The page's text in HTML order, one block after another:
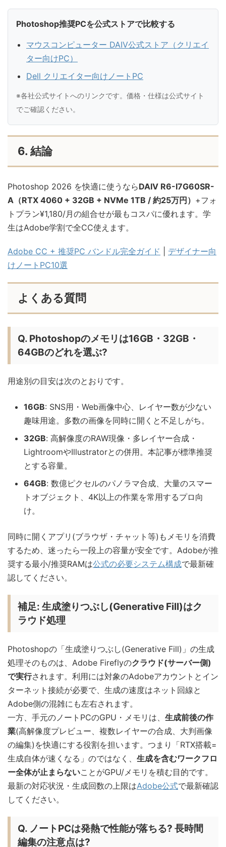
Photoshop推奨PCを公式ストアで比較する
マウスコンピューター DAIV公式ストア（クリエイ
ター向けPC）
Dell クリエイター向けノートPC
※各社公式サイトへのリンクです。価格・仕様は公式サイト
でご確認ください。
6. 結論
Photoshop 2026 を快適に使うならDAIV R6-I7G60SR-
A（RTX 4060 + 32GB + NVMe 1TB / 約25万円） +フォ
トプラン¥1,180/月の組合せが最もコスパに優れます。学
生はAdobe学割で全CC使えます。
Adobe CC + 推奨PC バンドル完全ガイド
デザイナー向
けノートPC10選
よくある質問
Q. Photoshopのメモリは16GB・32GB・
64GBのどれを選ぶ?
用途別の目安は次のとおりです。
16GB: SNS用・Web画像中心、レイヤー数が少ない
趣味用途。多数の画像を同時に開くと不足しがち。
32GB: 高解像度のRAW現像・多レイヤー合成・
LightroomやIllustratorとの併用。本記事が標準推奨
とする容量。
64GB: 数億ピクセルのパノラマ合成、大量のスマー
トオブジェクト、4K以上の作業を常用するプロ向
け。
同時に開くアプリ(ブラウザ・チャット等)もメモリを消費
するため、迷ったら一段上の容量が安全です。Adobeが推
奨する最小/推奨RAMは公式の必要システム構成で最新確
認してください。
補足: 生成塗りつぶし(Generative Fill)はク
ラウド処理
Photoshopの「生成塗りつぶし(Generative Fill)」の生成
処理そのものは、Adobe Fireflyのクラウド(サーバー側)
で実行されます。利用には対象のAdobeアカウントとイン
ターネット接続が必要で、生成の速度はネット回線と
Adobe側の混雑にも左右されます。
一方、手元のノートPCのGPU・メモリは、 生成前後の作
業(高解像度プレビュー、複数レイヤーの合成、大判画像
の編集)を快適にする役割を担います。つまり「RTX搭載=
生成自体が速くなる」のではなく、 生成を含むワークフロ
ー全体が止まらないことがGPU/メモリを積む目的です。
最新の対応状況・生成回数の上限はAdobe公式で最新確認
してください。
Q. ノートPCは発熱で性能が落ちる? 長時間
編集の注意点は?